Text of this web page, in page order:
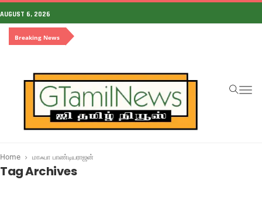
AUGUST 6, 2026
Breaking News
Home மாஃபா பாண்டியராஜன்
Tag Archives